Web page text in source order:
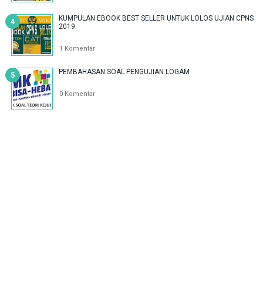
KUMPULAN EBOOK BEST SELLER UNTUK LOLOS UJIAN CPNS
2019
1 Komentar
PEMBAHASAN SOAL PENGUJIAN LOGAM
0 Komentar